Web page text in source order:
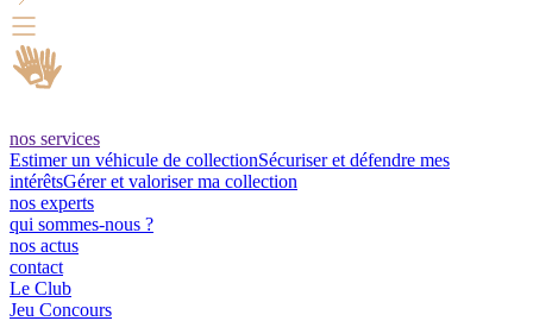
nos services
Estimer un véhicule de collectionSécuriser et défendre mes
intérêtsGérer et valoriser ma collection
nos experts
qui sommes-nous ?
nos actus
contact
Le Club
Jeu Concours